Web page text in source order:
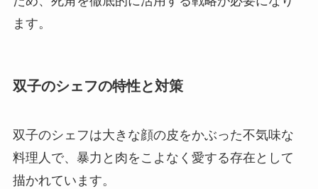
ます。
双子のシェフの特性と対策
双子のシェフは大きな顔の皮をかぶった不気味な
料理人で、暴力と肉をこよなく愛する存在として
描かれています。